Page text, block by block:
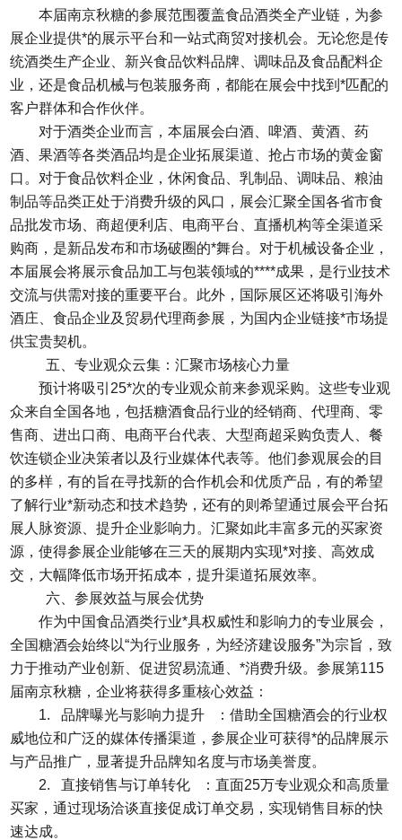
本届南京秋糖的参展范围覆盖食品酒类全产业链，为参
展企业提供*的展示平台和一站式商贸对接机会。无论您是传
统酒类生产企业、新兴食品饮料品牌、调味品及食品配料企
业，还是食品机械与包装服务商，都能在展会中找到*匹配的
客户群体和合作伙伴。
对于酒类企业而言，本届展会白酒、啤酒、黄酒、药
酒、果酒等各类酒品均是企业拓展渠道、抢占市场的黄金窗
口。对于食品饮料企业，休闲食品、乳制品、调味品、粮油
制品等品类正处于消费升级的风口，展会汇聚全国各省市食
品批发市场、商超便利店、电商平台、直播机构等全渠道采
购商，是新品发布和市场破圈的*舞台。对于机械设备企业，
本届展会将展示食品加工与包装领域的****成果，是行业技术
交流与供需对接的重要平台。此外，国际展区还将吸引海外
酒庄、食品企业及贸易代理商参展，为国内企业链接*市场提
供宝贵契机。
五、专业观众云集：汇聚市场核心力量
预计将吸引25*次的专业观众前来参观采购。这些专业观
众来自全国各地，包括糖酒食品行业的经销商、代理商、零
售商、进出口商、电商平台代表、大型商超采购负责人、餐
饮连锁企业决策者以及行业媒体代表等。他们参观展会的目
的多样，有的旨在寻找新的合作机会和优质产品，有的希望
了解行业*新动态和技术趋势，还有的则希望通过展会平台拓
展人脉资源、提升企业影响力。汇聚如此丰富多元的买家资
源，使得参展企业能够在三天的展期内实现*对接、高效成
交，大幅降低市场开拓成本，提升渠道拓展效率。
六、参展效益与展会优势
作为中国食品酒类行业*具权威性和影响力的专业展会，
全国糖酒会始终以“为行业服务，为经济建设服务”为宗旨，致
力于推动产业创新、促进贸易流通、*消费升级。参展第115
届南京秋糖，企业将获得多重核心效益：
1. 品牌曝光与影响力提升 ：借助全国糖酒会的行业权
威地位和广泛的媒体传播渠道，参展企业可获得*的品牌展示
与产品推广，显著提升品牌知名度与市场美誉度。
2. 直接销售与订单转化 ：直面25万专业观众和高质量
买家，通过现场洽谈直接促成订单交易，实现销售目标的快
速达成。